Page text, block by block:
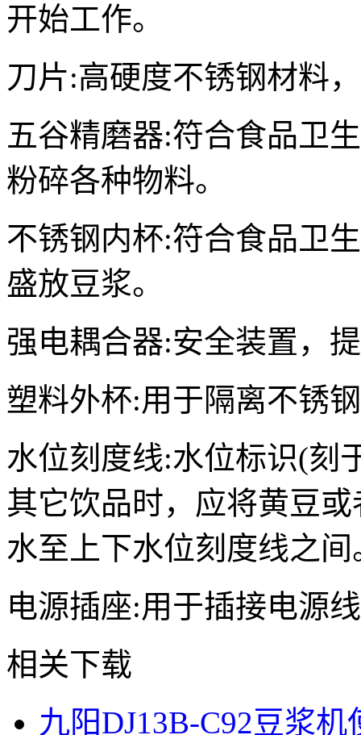
开始工作。
刀片:高硬度不锈钢材料
五谷精磨器:符合食品卫
粉碎各种物料。
不锈钢内杯:符合食品卫
盛放豆浆。
强电耦合器:安全装置，
塑料外杯:用于隔离不锈
水位刻度线:水位标识(刻
其它饮品时，应将黄豆
水至上下水位刻度线之间
电源插座:用于插接电源
相关下载
九阳DJ13B-C92豆浆机